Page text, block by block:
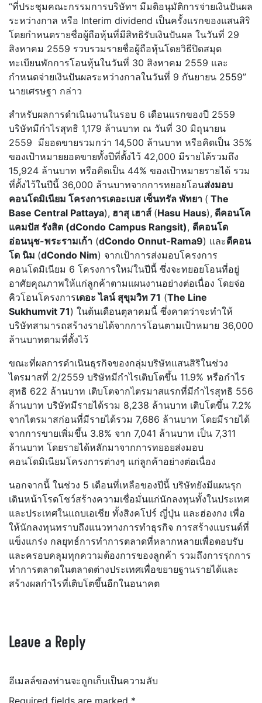
“ที่ประชุมคณะกรรมการบริษัทฯ มีมติอนุมัติการจ่ายเงินปันผล
ระหว่างกาล หรือ Interim dividend เป็นครั้งแรกของแสนสิริ
โดยกำหนดรายชื่อผู้ถือหุ้นที่มีสิทธิรับเงินปันผล ในวันที่ 29
สิงหาคม 2559 รวบรวมรายชื่อผู้ถือหุ้นโดยวิธีปิดสมุด
ทะเบียนพักการโอนหุ้นในวันที่ 30 สิงหาคม 2559 และ
กำหนดจ่ายเงินปันผลระหว่างกาลในวันที่ 9 กันยายน 2559”
นายเศรษฐา กล่าว
สำหรับผลการดำเนินงานในรอบ 6 เดือนแรกของปี 2559
บริษัทมีกำไรสุทธิ 1,179 ล้านบาท ณ วันที่ 30 มิถุนายน
2559 มียอดขายรวมกว่า 14,500 ล้านบาท หรือคิดเป็น 35%
ของเป้าหมายยอดขายทั้งปีที่ตั้งไว้ 42,000 มีรายได้รวมถึง
15,924 ล้านบาท หรือคิดเป็น 44% ของเป้าหมายรายได้ รวม
ที่ตั้งไว้ในปีนี้ 36,000 ล้านบาทจากการทยอยโอนส่งมอบ
คอนโดมิเนียม โครงการเดอะเบส เซ็นทรัล พัทยา ( The
Base Central Pattaya), ฮาสุ เฮาส์ (Hasu Haus), ดีคอนโค
แคมปัส รังสิต (dCondo Campus Rangsit), ดีคอนโด
อ่อนนุช-พระรามเก้า (dCondo Onnut-Rama9) และดีคอน
โด นิม (dCondo Nim) จากเป้าการส่งมอบโครงการ
คอนโดมิเนียม 6 โครงการใหม่ในปีนี้ ซึ่งจะทยอยโอนที่อยู่
อาศัยคุณภาพให้แก่ลูกค้าตามแผนงานอย่างต่อเนื่อง โดยจ่อ
คิวโอนโครงการเดอะ ไลน์ สุขุมวิท 71 (The Line
Sukhumvit 71) ในต้นเดือนตุลาคมนี้ ซึ่งคาดว่าจะทำให้
บริษัทสามารถสร้างรายได้จากการโอนตามเป้าหมาย 36,000
ล้านบาทตามที่ตั้งไว้
ขณะที่ผลการดำเนินธุรกิจของกลุ่มบริษัทแสนสิริในช่วง
ไตรมาสที่ 2/2559 บริษัทมีกำไรเติบโตขึ้น 11.9% หรือกำไร
สุทธิ 622 ล้านบาท เติบโตจากไตรมาสแรกที่มีกำไรสุทธิ 556
ล้านบาท บริษัทมีรายได้รวม 8,238 ล้านบาท เติบโตขึ้น 7.2%
จากไตรมาสก่อนที่มีรายได้รวม 7,686 ล้านบาท โดยมีรายได้
จากการขายเพิ่มขึ้น 3.8% จาก 7,041 ล้านบาท เป็น 7,311
ล้านบาท โดยรายได้หลักมาจากการทยอยส่งมอบ
คอนโดมิเนียมโครงการต่างๆ แก่ลูกค้าอย่างต่อเนื่อง
นอกจากนี้ ในช่วง 5 เดือนที่เหลือของปีนี้ บริษัทยังมีแผนรุก
เดินหน้าโรดโชว์สร้างความเชื่อมั่นแก่นักลงทุนทั้งในประเทศ
และประเทศในแถบเอเชีย ทั้งสิงคโปร์ ญี่ปุ่น และฮ่องกง เพื่อ
ให้นักลงทุนทราบถึงแนวทางการทำธุรกิจ การสร้างแบรนด์ที่
แข็งแกร่ง กลยุทธ์การทำการตลาดที่หลากหลายเพื่อตอบรับ
และครอบคลุมทุกความต้องการของลูกค้า รวมถึงการรุกการ
ทำการตลาดในตลาดต่างประเทศเพื่อขยายฐานรายได้และ
สร้างผลกำไรที่เติบโตขึ้นอีกในอนาคต
Leave a Reply
อีเมลล์ของท่านจะถูกเก็บเป็นความลับ